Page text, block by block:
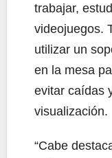
trabajar,
videojuegos.
utilizar un
en la mesa
evitar caídas
visualización.
“Cabe